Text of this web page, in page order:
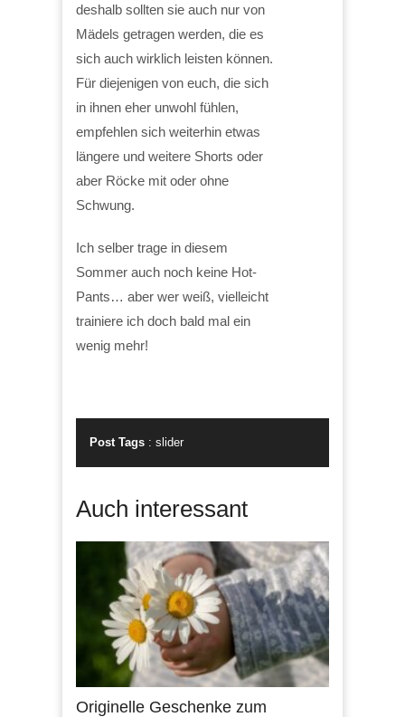
deshalb sollten sie auch nur von
Mädels getragen werden, die es
sich auch wirklich leisten können.
Für diejenigen von euch, die sich
in ihnen eher unwohl fühlen,
empfehlen sich weiterhin etwas
längere und weitere Shorts oder
aber Röcke mit oder ohne
Schwung.
Ich selber trage in diesem
Sommer auch noch keine Hot-
Pants… aber wer weiß, vielleicht
trainiere ich doch bald mal ein
wenig mehr!
Post Tags : slider
Auch interessant
Originelle Geschenke zum